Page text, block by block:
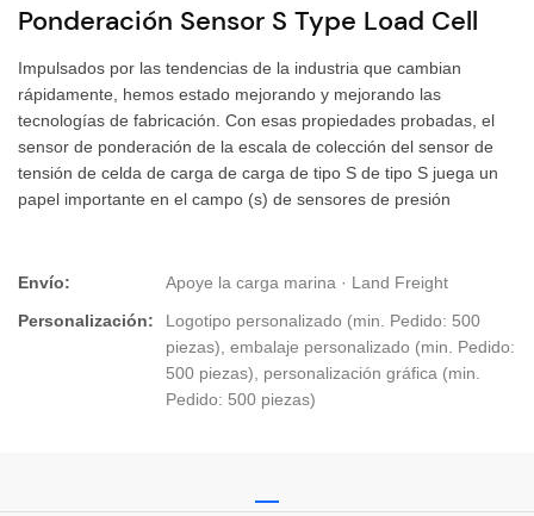
Ponderación Sensor S Type Load Cell
Impulsados ​​por las tendencias de la industria que cambian
rápidamente, hemos estado mejorando y mejorando las
tecnologías de fabricación. Con esas propiedades probadas, el
sensor de ponderación de la escala de colección del sensor de
tensión de celda de carga de carga de tipo S de tipo S juega un
papel importante en el campo (s) de sensores de presión
Envío:
Apoye la carga marina · Land Freight
Personalización:
Logotipo personalizado (min. Pedido: 500
piezas), embalaje personalizado (min. Pedido:
500 piezas), personalización gráfica (min.
Pedido: 500 piezas)